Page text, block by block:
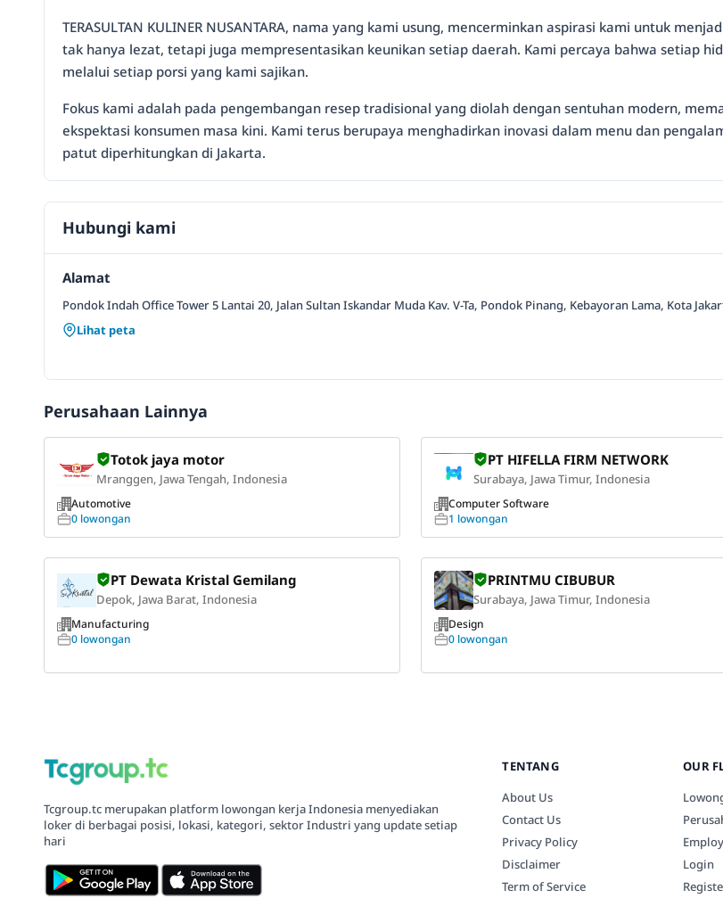
TERASULTAN KULINER NUSANTARA, nama yang kami usung, mencerminkan aspirasi kami untuk
tak hanya lezat, tetapi juga mempresentasikan keunikan setiap daerah. Kami percaya bahwa setiap
melalui setiap porsi yang kami sajikan.
Fokus kami adalah pada pengembangan resep tradisional yang diolah dengan sentuhan modern,
ekspektasi konsumen masa kini. Kami terus berupaya menghadirkan inovasi dalam menu dan
patut diperhitungkan di Jakarta.
Hubungi kami
Alamat
Pondok Indah Office Tower 5 Lantai 20, Jalan Sultan Iskandar Muda Kav. V-Ta, Pondok Pinang, Kebayoran Lama, Kota
Lihat peta
Perusahaan Lainnya
Totok jaya motor
Mranggen, Jawa Tengah, Indonesia
Automotive
0 lowongan
PT HIFELLA FIRM NETWORK
Surabaya, Jawa Timur, Indonesia
Computer Software
1 lowongan
PT Dewata Kristal Gemilang
Depok, Jawa Barat, Indonesia
Manufacturing
0 lowongan
PRINTMU CIBUBUR
Surabaya, Jawa Timur, Indonesia
Design
0 lowongan
Tcgroup.tc merupakan platform lowongan kerja Indonesia menyediakan
loker di berbagai posisi, lokasi, kategori, sektor Industri yang update setiap
hari
TENTANG
About Us
Contact Us
Privacy Policy
Disclaimer
Term of Service
OUR
Login